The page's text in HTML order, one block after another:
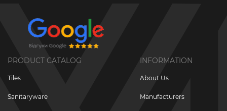
PRODUCT CATALOG
Tiles
Sanitaryware
INFORMATION
About Us
Manufacturers